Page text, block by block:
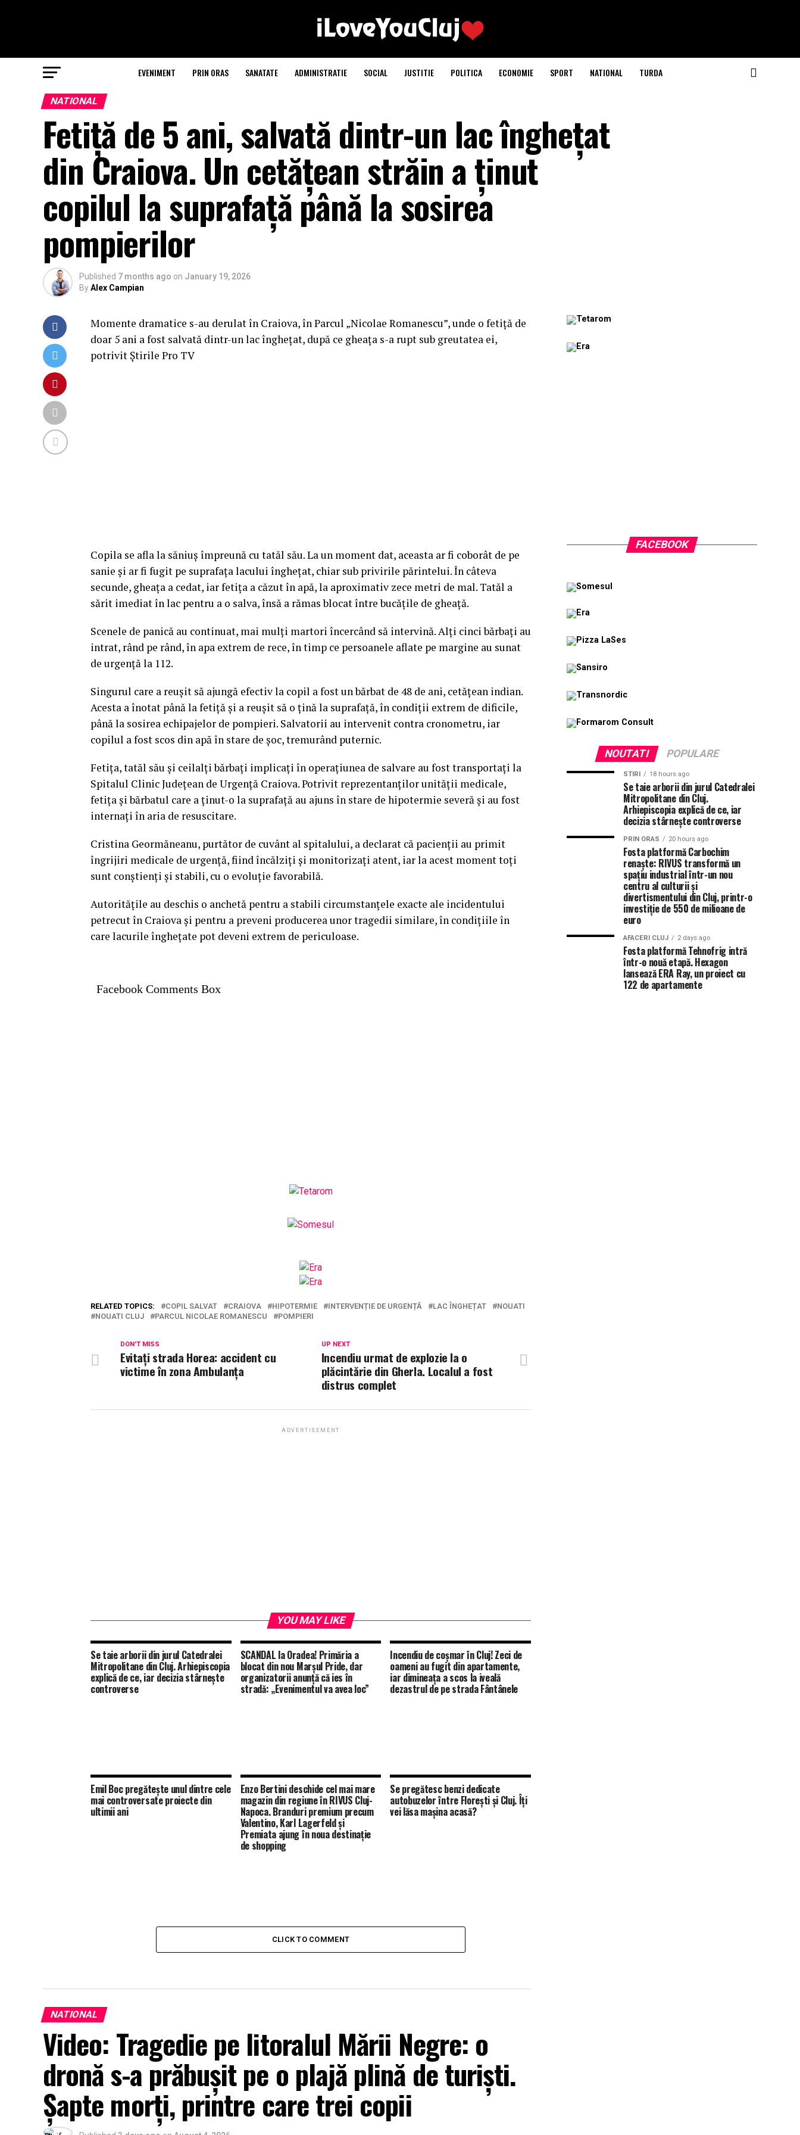
EVENIMENT PRIN ORAS SANATATE ADMINISTRATIE SOCIAL JUSTITIE POLITICA ECONOMIE SPORT NATIONAL TURDA
NATIONAL
Fetiță de 5 ani, salvată dintr-un lac înghețat
din Craiova. Un cetățean străin a ținut
copilul la suprafață până la sosirea
pompierilor
Published 7 months ago on January 19, 2026
ByAlex Campian
Momente dramatice s-au derulat în Craiova, în Parcul „Nicolae Romanescu”, unde o fetiță de
doar 5 ani a fost salvată dintr-un lac înghețat, după ce gheața s-a rupt sub greutatea ei,
potrivit Știrile Pro TV
Copila se afla la săniuș împreună cu tatăl său. La un moment dat, aceasta ar fi coborât de pe
sanie și ar fi fugit pe suprafața lacului înghețat, chiar sub privirile părintelui. În câteva
secunde, gheața a cedat, iar fetița a căzut în apă, la aproximativ zece metri de mal. Tatăl a
sărit imediat în lac pentru a o salva, însă a rămas blocat între bucățile de gheață.
Scenele de panică au continuat, mai mulți martori încercând să intervină. Alți cinci bărbați au
intrat, rând pe rând, în apa extrem de rece, în timp ce persoanele aflate pe margine au sunat
de urgență la 112.
Singurul care a reușit să ajungă efectiv la copil a fost un bărbat de 48 de ani, cetățean indian.
Acesta a înotat până la fetiță și a reușit să o țină la suprafață, în condiții extrem de dificile,
până la sosirea echipajelor de pompieri. Salvatorii au intervenit contra cronometru, iar
copilul a fost scos din apă în stare de șoc, tremurând puternic.
Fetița, tatăl său și ceilalți bărbați implicați în operațiunea de salvare au fost transportați la
Spitalul Clinic Județean de Urgență Craiova. Potrivit reprezentanților unității medicale,
fetița și bărbatul care a ținut-o la suprafață au ajuns în stare de hipotermie severă și au fost
internați în aria de resuscitare.
Cristina Geormăneanu, purtător de cuvânt al spitalului, a declarat că pacienții au primit
îngrijiri medicale de urgență, fiind încălziți și monitorizați atent, iar la acest moment toți
sunt conștienți și stabili, cu o evoluție favorabilă.
Autoritățile au deschis o anchetă pentru a stabili circumstanțele exacte ale incidentului
petrecut în Craiovași pentru a preveni producerea unor tragedii similare, în condițiile în
care lacurile înghețate pot deveni extrem de periculoase.
Facebook Comments Box
RELATED TOPICS: COPIL SALVAT CRAIOVA HIPOTERMIE INTERVENȚIE DE URGENȚĂ LAC ÎNGHEȚAT
NOUATI
NOUATI CLUJ
PARCUL NICOLAE ROMANESCU POMPIERI
UP NEXT
Incendiu urmat de explozie la o
plăcintărie din Gherla. Localul a fost
distrus complet
DON'T MISS
Evitați strada Horea: accident cu
victime în zona Ambulanța
ADVERTISEMENT
YOU MAY LIKE
Se taie arborii din jurul Catedralei
Mitropolitane din Cluj. Arhiepiscopia
explică de ce, iar decizia stârnește
controverse
SCANDAL la Oradea! Primăria a
blocat din nou Marșul Pride, dar
organizatorii anunță că ies în
stradă: „Evenimentul va avea loc”
Incendiu de coșmar în Cluj! Zeci de
oameni au fugit din apartamente,
iar dimineața a scos la iveală
dezastrul de pe strada Fântânele
Emil Boc pregătește unul dintre cele
mai controversate proiecte din
ultimii ani
Enzo Bertini deschide cel mai mare
magazin din regiune în RIVUS Cluj-
Napoca. Branduri premium precum
Valentino, Karl Lagerfeld și
Premiata ajung în noua destinație
de shopping
Se pregătesc benzi dedicate
autobuzelor între Florești și Cluj. Îți
vei lăsa mașina acasă?
CLICK TO COMMENT
NATIONAL
Video: Tragedie pe litoralul Mării Negre: o
dronă s-a prăbușit pe o plajă plină de turiști.
Șapte morți, printre care trei copii
FACEBOOK
NOUTATI POPULARE
STIRI 18 hours ago
Se taie arborii din jurul Catedralei
Mitropolitane din Cluj.
Arhiepiscopia explică de ce, iar
decizia stârnește controverse
PRIN ORAS 20 hours ago
Fosta platformă Carbochim
renaște: RIVUS transformă un
spațiu industrial într-un nou
centru al culturii și
divertismentului din Cluj, printr-o
investiție de 550 de milioane de
euro
AFACERI CLUJ 2 days ago
Fosta platformă Tehnofrig intră
într-o nouă etapă. Hexagon
lansează ERA Ray, un proiect cu
122 de apartamente